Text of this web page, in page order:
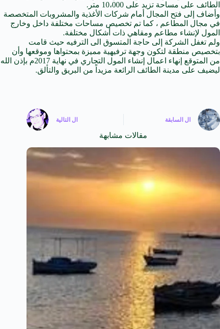
الطائف على مساحة تزيد على 10،000 متر.
وأضاف إلى فتح المجال أمام شركات الأغذية والمشروبات المتخصصة
في مجال المطاعم ، كما تم تخصيص مساحات مختلفة داخل وخارج
المول لإنشاء مطاعم ومقاهي ذات أشكال مختلفة.
ولم تغفل الشركة إلى حاجة المتسوق الى الترفيه حيث قامت
بتخصيص منطقة لتكون وجهة ترفيهية مميزة بمحتواها وموقعها وأن
من المتوقع إنهاء اعمال إنشاء المول التجاري في نهاية 2017م بإذن الله
ليضيف على مدينة الطائف الرائعة مزيداً من البريق والتألق.
ال السابقة ال التالية
مقالات مشابهة